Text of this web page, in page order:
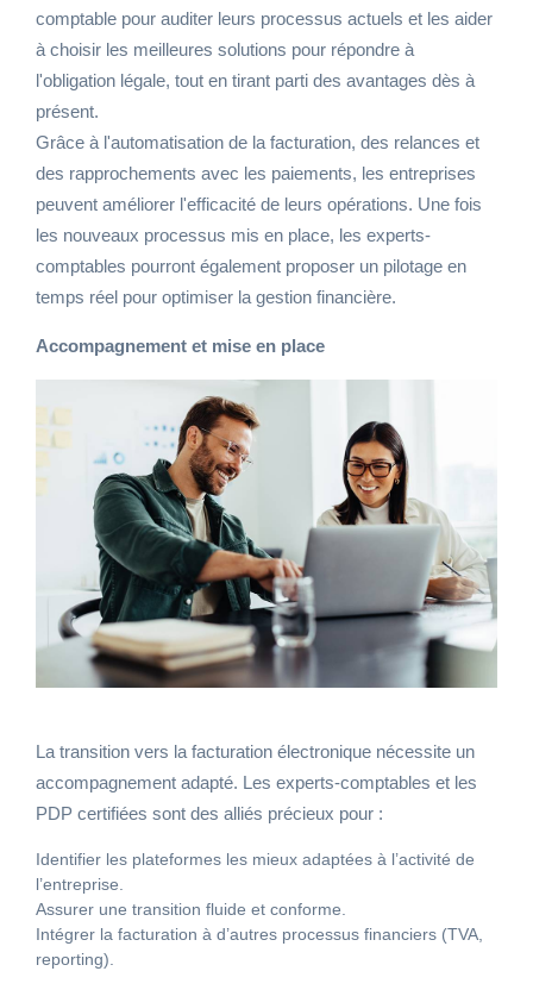
comptable pour auditer leurs processus actuels et les aider
à choisir les meilleures solutions pour répondre à
l'obligation légale, tout en tirant parti des avantages dès à
présent.
Grâce à l'automatisation de la facturation, des relances et
des rapprochements avec les paiements, les entreprises
peuvent améliorer l'efficacité de leurs opérations. Une fois
les nouveaux processus mis en place, les experts-
comptables pourront également proposer un pilotage en
temps réel pour optimiser la gestion financière.
Accompagnement et mise en place
La transition vers la facturation électronique nécessite un
accompagnement adapté. Les experts-comptables et les
PDP certifiées sont des alliés précieux pour :
Identifier les plateformes les mieux adaptées à l’activité de
l’entreprise.
Assurer une transition fluide et conforme.
Intégrer la facturation à d’autres processus financiers (TVA,
reporting).